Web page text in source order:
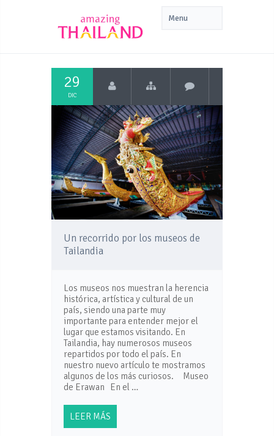
29
DIC
Un recorrido por los museos de
Tailandia
Los museos nos muestran la herencia
histórica, artística y cultural de un
país, siendo una parte muy
importante para entender mejor el
lugar que estamos visitando. En
Tailandia, hay numerosos museos
repartidos por todo el país. En
nuestro nuevo artículo te mostramos
algunos de los más curiosos. Museo
de Erawan En el …
LEER MÁS